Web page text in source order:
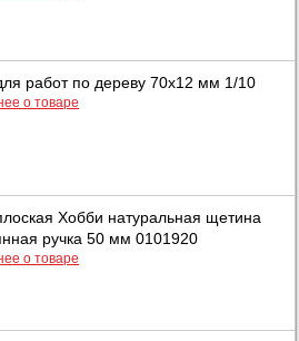
работ по дереву 70х12 мм 1/10
о товаре
Хобби натуральная щетина
ручка 50 мм 0101920
о товаре